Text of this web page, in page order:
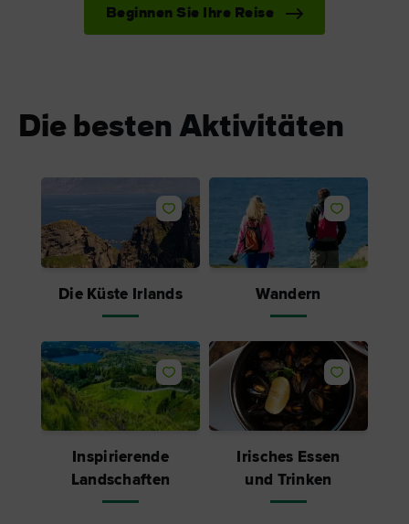
Beginnen Sie Ihre Reise
Die besten Aktivitäten
Like
Die Küste Irlands
Like
Wandern
Like
Inspirierende
Landschaften
Like
Irisches Essen
und Trinken